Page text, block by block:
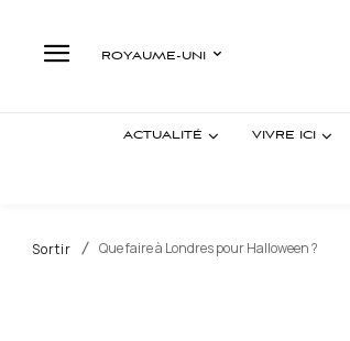
ROYAUME-UNI
ACTUALITÉ VIVRE ICI
Sortir Que faire à Londres pour Halloween ?